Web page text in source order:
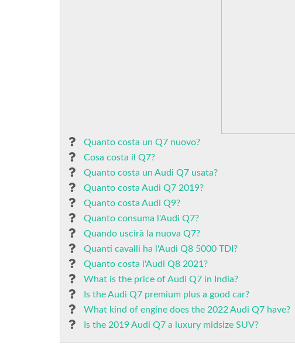
Quanto costa un Q7 nuovo?
Cosa costa il Q7?
Quanto costa un Audi Q7 usata?
Quanto costa Audi Q7 2019?
Quanto costa Audi Q9?
Quanto consuma l'Audi Q7?
Quando uscirà la nuova Q7?
Quanti cavalli ha l'Audi Q8 5000 TDI?
Quanto costa l'Audi Q8 2021?
What is the price of Audi Q7 in India?
Is the Audi Q7 premium plus a good car?
What kind of engine does the 2022 Audi Q7 have?
Is the 2019 Audi Q7 a luxury midsize SUV?